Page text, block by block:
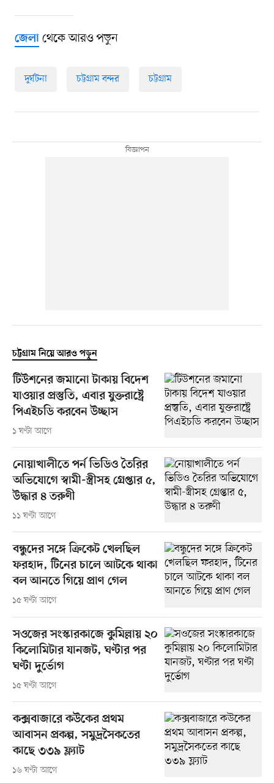
জেলাথেকে আরও পড়ুন
দুর্ঘটনা চট্টগ্রাম বন্দর চট্টগ্রাম
চট্টগ্রাম নিয়ে আরও পড়ুন
টিউশনের জমানো টাকায় বিদেশ
যাওয়ার প্রস্তুতি, এবার যুক্তরাষ্ট্রে
পিএইচডি করবেন উচ্ছাস
১ ঘণ্টা আগে
নোয়াখালীতে পর্ন ভিডিও তৈরির
অভিযোগে স্বামী-স্ত্রীসহ গ্রেপ্তার ৫,
উদ্ধার ৪ তরুণী
১১ ঘণ্টা আগে
বন্ধুদের সঙ্গে ক্রিকেট খেলছিল
ফরহাদ, টিনের চালে আটকে থাকা
বল আনতে গিয়ে প্রাণ গেল
১৫ ঘণ্টা আগে
সওজের সংস্কারকাজে কুমিল্লায় ২০
কিলোমিটার যানজট, ঘণ্টার পর
ঘণ্টা দুর্ভোগ
১৫ ঘণ্টা আগে
কক্সবাজারে কউকের প্রথম
আবাসন প্রকল্প, সমুদ্রসৈকতের
কাছে ৩৩৯ ফ্ল্যাট
১৬ ঘণ্টা আগে